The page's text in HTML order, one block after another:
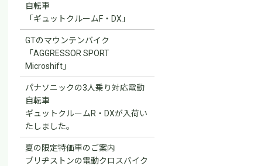
自転車
「ギュットクルームF・DX」
GTのマウンテンバイク
「AGGRESSOR SPORT
Microshift」
パナソニックの3人乗り対応電動
自転車
ギュットクルームR・DXが入荷い
たしました。
夏の限定特価車のご案内
ブリヂストンの電動クロスバイク